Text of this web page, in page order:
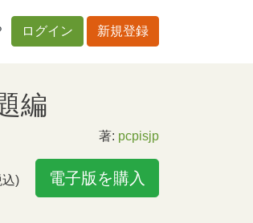
ログイン 新規登録
編
著: pcpisjp
込) 電子版を購入